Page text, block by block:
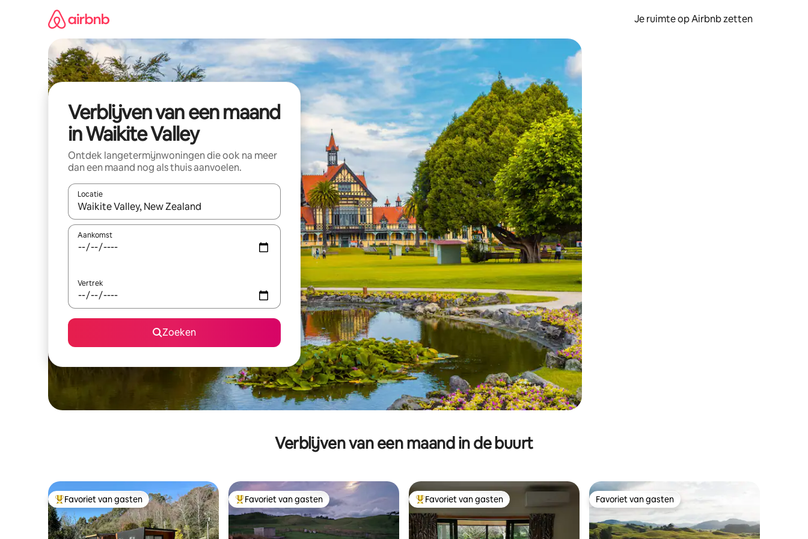
Je ruimte op Airbnb zetten
Verblijven van een maand
in Waikite Valley
Ontdek langetermijnwoningen die ook na meer
dan een maand nog als thuis aanvoelen.
Locatie
Wanneer er suggesties beschikbaar zijn, maak je een keuze met je de pijltjestoetsen omhoog en omlaag, óf door te tikken of swipen.
Aankomst
Vertrek
Zoeken
Verblijven van een maand in de buurt
Topfavoriet van gasten
Favoriet van gasten Topfavoriet van gasten
Favoriet van gasten Topfavoriet van gasten
Favoriet van gasten Favoriet van gasten
Favoriet van gasten